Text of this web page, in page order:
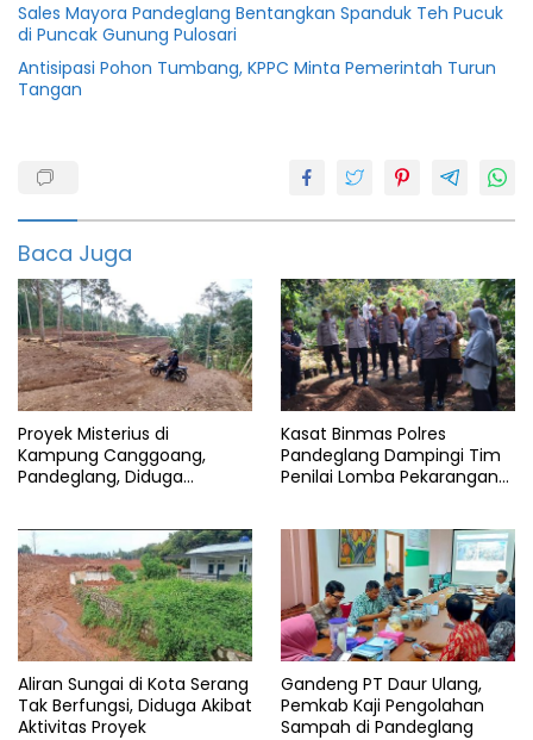
Sales Mayora Pandeglang Bentangkan Spanduk Teh Pucuk
di Puncak Gunung Pulosari
Antisipasi Pohon Tumbang, KPPC Minta Pemerintah Turun
Tangan
narulita
Labuan
Pandeglang
Pertanian
tanggul
jebol
Baca Juga
Proyek Misterius di
Kampung Canggoang,
Pandeglang, Diduga
Kasat Binmas Polres
Pandeglang Dampingi Tim
Penilai Lomba Pekarangan
Aliran Sungai di Kota Serang
Tak Berfungsi, Diduga Akibat
Aktivitas Proyek
Gandeng PT Daur Ulang,
Pemkab Kaji Pengolahan
Sampah di Pandeglang